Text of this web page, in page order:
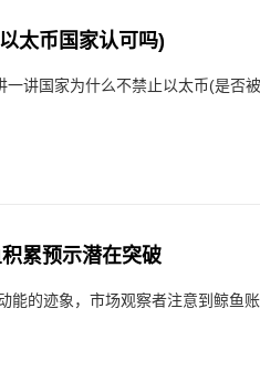
太币国家认可吗)
讲国家为什么不禁止以太币(是否
累预示潜在突破
能的迹象，市场观察者注意到鲸鱼